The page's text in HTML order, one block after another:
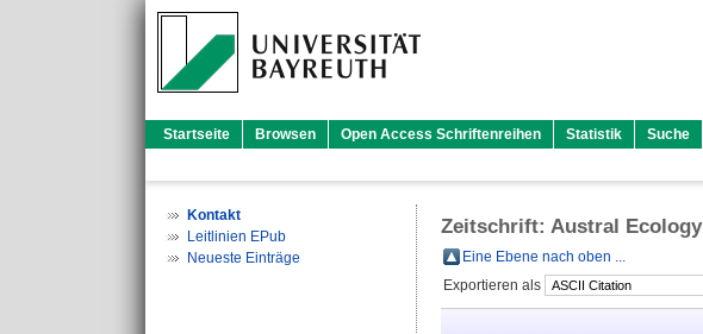
Startseite Browsen Open Access Schriftenreihen Statistik Suche
Kontakt
Leitlinien EPub
Neueste Einträge
Zeitschrift: Austral Ecology
Eine Ebene nach oben ...
Exportieren als